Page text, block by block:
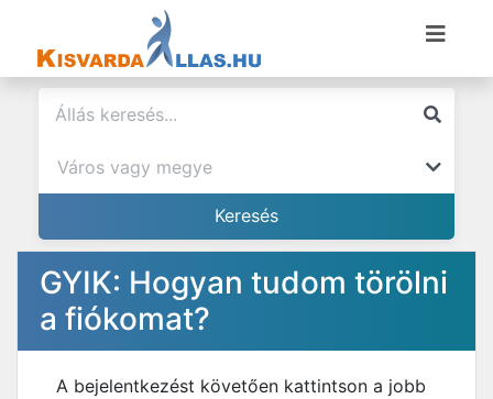
GYIK: Hogyan tudom törölni
a fiókomat?
A bejelentkezést követően kattintson a jobb